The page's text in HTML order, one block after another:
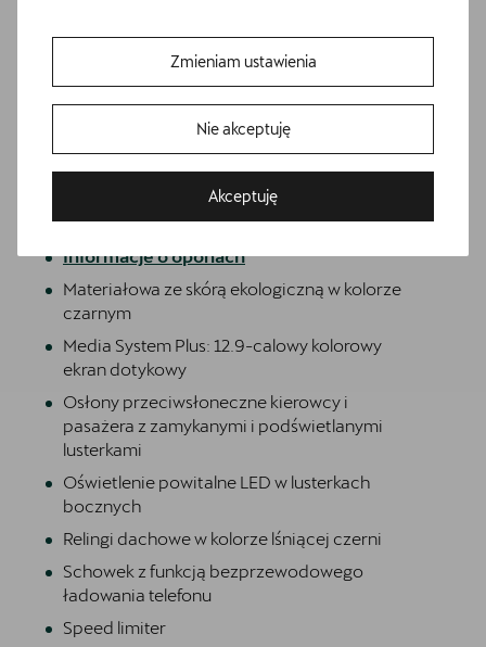
centralna)
Awaryjne wspomaganie kierowaniem i
asystent skrętu
Czujniki parkowania z przodu i z tyłu
Dwupoziomowa podłoga bagażnika
Fotele przednie, sportowe
Gniazdo 12V z przodu i 230V w bagażniku
Informacje o oponach
Materiałowa ze skórą ekologiczną w kolorze
czarnym
Media System Plus: 12.9-calowy kolorowy
ekran dotykowy
Osłony przeciwsłoneczne kierowcy i
pasażera z zamykanymi i podświetlanymi
lusterkami
Oświetlenie powitalne LED w lusterkach
bocznych
Relingi dachowe w kolorze lśniącej czerni
Schowek z funkcją bezprzewodowego
ładowania telefonu
Speed limiter
Zmieniam ustawienia
Nie akceptuję
Akceptuję